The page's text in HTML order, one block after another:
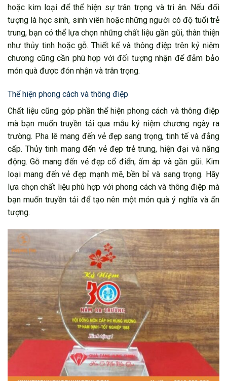
hoặc kim loại để thể hiện sự trân trọng và tri ân. Nếu đối
tượng là học sinh, sinh viên hoặc những người có độ tuổi trẻ
trung, bạn có thể lựa chọn những chất liệu gần gũi, thân thiện
như thủy tinh hoặc gỗ. Thiết kế và thông điệp trên kỷ niệm
chương cũng cần phù hợp với đối tượng nhận để đảm bảo
món quà được đón nhận và trân trọng.
Thể hiện phong cách và thông điệp
Chất liệu cũng góp phần thể hiện phong cách và thông điệp
mà bạn muốn truyền tải qua mẫu kỷ niệm chương ngày ra
trường. Pha lê mang đến vẻ đẹp sang trọng, tinh tế và đẳng
cấp. Thủy tinh mang đến vẻ đẹp trẻ trung, hiện đại và năng
động. Gỗ mang đến vẻ đẹp cổ điển, ấm áp và gần gũi. Kim
loại mang đến vẻ đẹp mạnh mẽ, bền bỉ và sang trọng. Hãy
lựa chọn chất liệu phù hợp với phong cách và thông điệp mà
bạn muốn truyền tải để tạo nên một món quà ý nghĩa và ấn
tượng.